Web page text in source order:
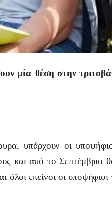
μία θέση στην
υπάρχουν οι
και από το Σεπτέμβριο
εκείνοι οι